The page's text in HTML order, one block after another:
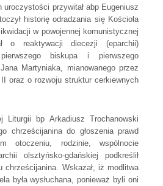
przywitał abp Eugeniusz
historię odradzania się Kościoła
w powojennej komunistycznej
o reaktywacji diecezji (eparchii)
biskupa i pierwszego
Martyniaka, mianowanego przez
oraz o rozwoju struktur cerkiewnych
Liturgii bp Arkadiusz Trochanowski
chrześcijanina do głoszenia prawd
otoczeniu, rodzinie, wspólnocie
olsztyńsko-gdańskiej podkreślił
Wskazał, iż modlitwa
była wysłuchana, ponieważ byli oni